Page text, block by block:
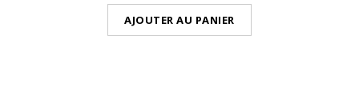
AJOUTER AU PANIER